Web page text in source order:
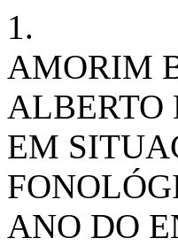
1.
AMORIM
ALBERTO
EM
ANO DO